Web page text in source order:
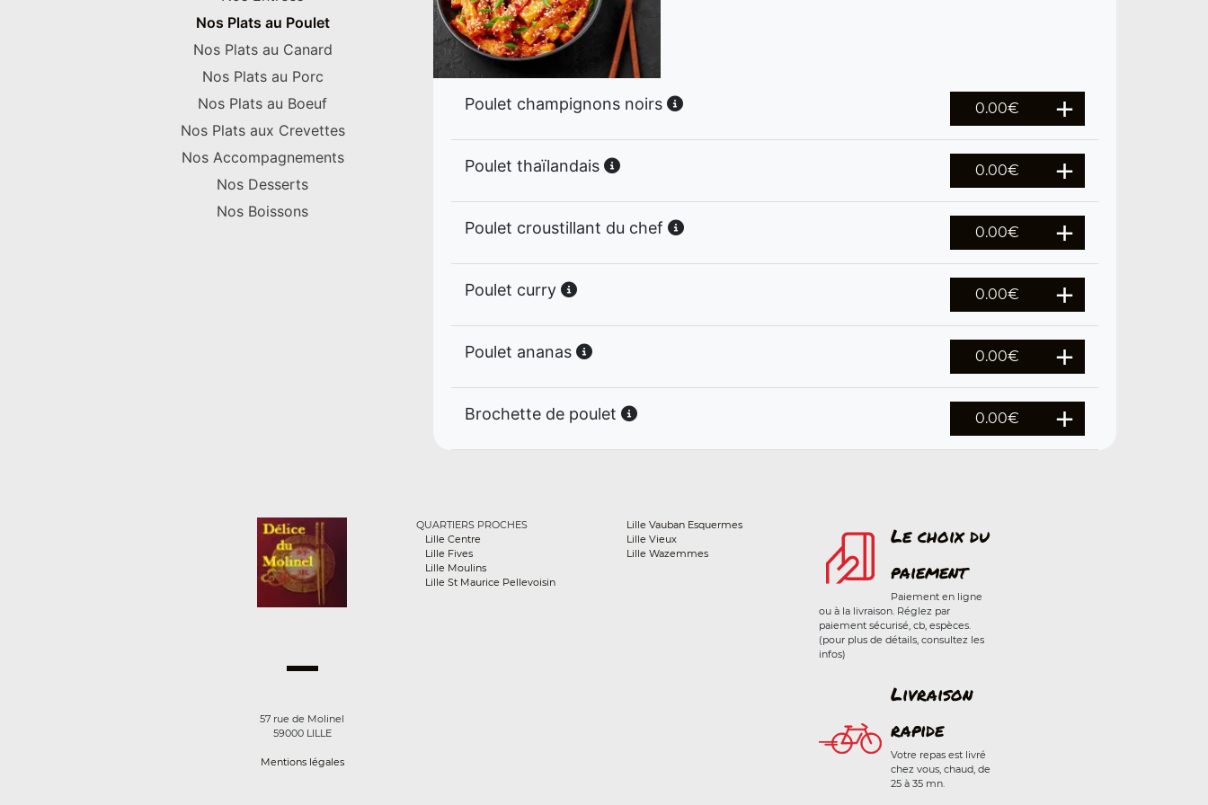
Nos Plats au Poulet
Nos Plats au Canard
Nos Plats au Porc
Nos Plats au Boeuf
Nos Plats aux Crevettes
Nos Accompagnements
Nos Desserts
Nos Boissons
Poulet champignons noirs 0.00€
Poulet thaïlandais 0.00€
Poulet croustillant du chef 0.00€
Poulet curry 0.00€
Poulet ananas 0.00€
Brochette de poulet 0.00€
57 rue de Molinel
59000 LILLE
Mentions légales
QUARTIERS PROCHES
Lille Centre
Lille Fives
Lille Moulins
Lille St Maurice Pellevoisin
Lille Vauban Esquermes
Lille Vieux
Lille Wazemmes
Le choix du
paiement
Paiement en ligne
ou à la livraison. Réglez par
paiement sécurisé, cb, espèces.
(pour plus de détails, consultez les
infos)
Livraison
rapide
Votre repas est livré
chez vous, chaud, de
25 à 35 mn.